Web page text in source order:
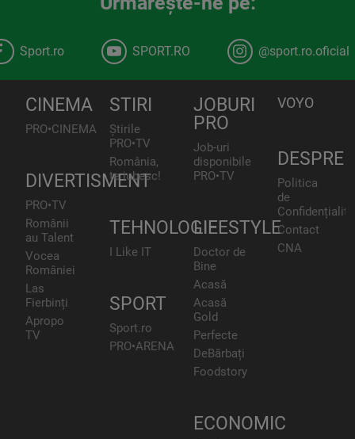
Sport.ro SPORT.RO @sport.ro.oficial
CINEMA
PRO•CINEMA
DIVERTISMENT
PRO•TV
Românii
au Talent
Vocea
României
Las
Fierbinți
Apropo
TV
STIRI
Știrile
PRO•TV
România,
te iubesc!
TEHNOLOGIE
I Like IT
SPORT
Sport.ro
PRO•ARENA
JOBURI
PRO
Job-uri
disponibile
PRO•TV
LIFESTYLE
Doctor de
Bine
Acasă
Acasă
Gold
Perfecte
DeBărbați
Foodstory
ECONOMIC
VOYO
DESPRE
Politica
de
Contact
CNA